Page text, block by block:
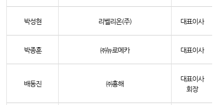
박성현 리벨리온(주) 대표이사
박종훈 ㈜뉴로메카 대표이사
배동진 ㈜흥해
대표이사
회장